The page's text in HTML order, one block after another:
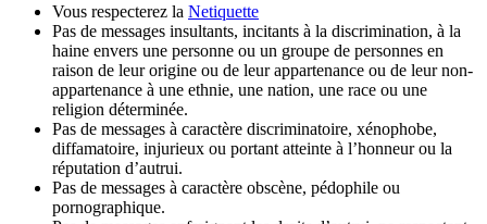
Vous respecterez la Netiquette
Pas de messages insultants, incitants à la discrimination, à la
haine envers une personne ou un groupe de personnes en
raison de leur origine ou de leur appartenance ou de leur non-
appartenance à une ethnie, une nation, une race ou une
religion déterminée.
Pas de messages à caractère discriminatoire, xénophobe,
diffamatoire, injurieux ou portant atteinte à l’honneur ou la
réputation d’autrui.
Pas de messages à caractère obscène, pédophile ou
pornographique.